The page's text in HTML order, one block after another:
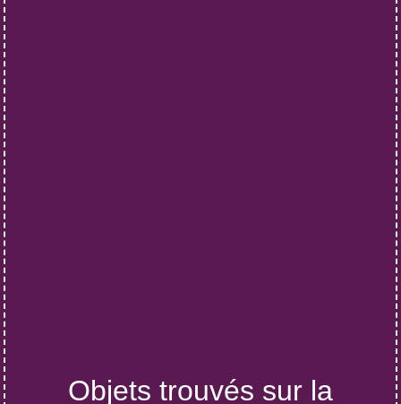
Objets trouvés sur la